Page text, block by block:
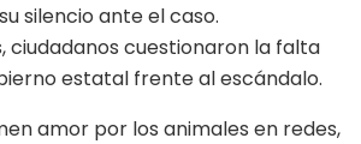
silencio ante el caso.
ciudadanos cuestionaron la falta
estatal frente al escándalo.
amor por los animales en redes,